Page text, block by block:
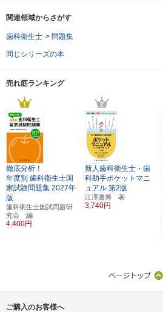
関連領域からさがす
歯科衛生士 > 問題集
同じシリーズの本
売れ筋ランキング
徹底分析！
年度別 歯科衛生士国
家試験問題集 2027年
版
歯科衛生士国試問題研
究会 編
4,400円
新人歯科衛生士・歯
科助手ポケットマニ
ュアル 第2版
江澤庸博 著
3,740円
ご購入のお客様へ